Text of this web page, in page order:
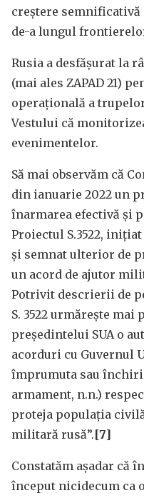
creștere
de-a lungul
Rusia a desfășurat la
(mai ales ZAPAD 21)
operațională a
Vestului că
evenimentelor.
Să mai observăm că
din ianuarie 2022 un
înarmarea efectivă și
Proiectul S.3522,
și semnat ulterior de
un acord de ajutor
Potrivit descrierii de
S. 3522 urmărește mai
președintelui SUA o
acorduri cu Guvernul
împrumuta sau
armament, n.n.)
proteja populația
militară rusă”.[7]
Constatăm așadar că
început nicidecum ca